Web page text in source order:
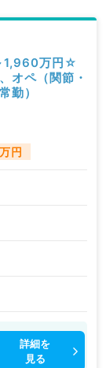
1,960万円☆
オペ（関節・
勤）
円
詳細を
見る